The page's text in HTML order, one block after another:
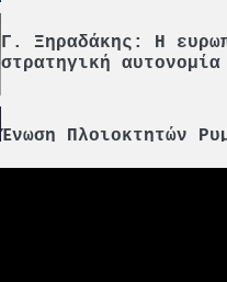
Ένωση Πλοιοκτητών
«Η ασφάλεια δεν
Πανεπιστήμιο